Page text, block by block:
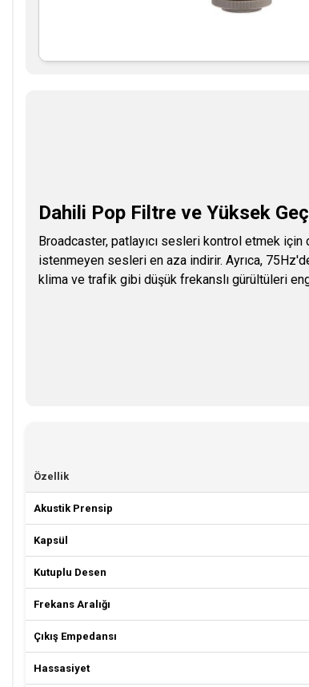
Dahili Pop Filtre ve Yüksek
Broadcaster, patlayıcı sesleri kontrol etmek
istenmeyen sesleri en aza indirir. Ayrıca,
klima ve trafik gibi düşük frekanslı gürültüleri
Özellik
Akustik Prensip
Kapsül
Kutuplu Desen
Frekans Aralığı
Çıkış Empedansı
Hassasiyet